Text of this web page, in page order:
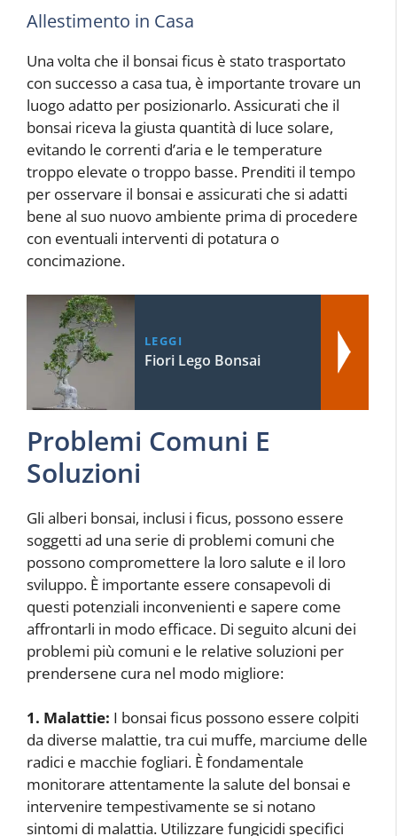
Allestimento in Casa
Una volta che il bonsai ficus è stato trasportato
con successo a casa tua, è importante trovare un
luogo adatto per posizionarlo. Assicurati che il
bonsai riceva la giusta quantità di luce solare,
evitando le correnti d’aria e le temperature
troppo elevate o troppo basse. Prenditi il tempo
per osservare il bonsai e assicurati che si adatti
bene al suo nuovo ambiente prima di procedere
con eventuali interventi di potatura o
concimazione.
LEGGI
Fiori Lego Bonsai
Problemi Comuni E
Soluzioni
Gli alberi bonsai, inclusi i ficus, possono essere
soggetti ad una serie di problemi comuni che
possono compromettere la loro salute e il loro
sviluppo. È importante essere consapevoli di
questi potenziali inconvenienti e sapere come
affrontarli in modo efficace. Di seguito alcuni dei
problemi più comuni e le relative soluzioni per
prendersene cura nel modo migliore:
1. Malattie: I bonsai ficus possono essere colpiti
da diverse malattie, tra cui muffe, marciume delle
radici e macchie fogliari. È fondamentale
monitorare attentamente la salute del bonsai e
intervenire tempestivamente se si notano
sintomi di malattia. Utilizzare fungicidi specifici